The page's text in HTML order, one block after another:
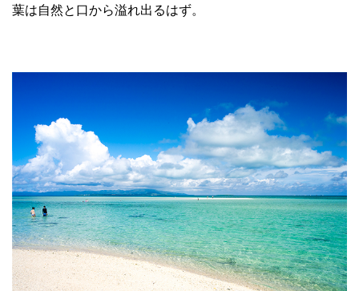
葉は自然と口から溢れ出るはず。